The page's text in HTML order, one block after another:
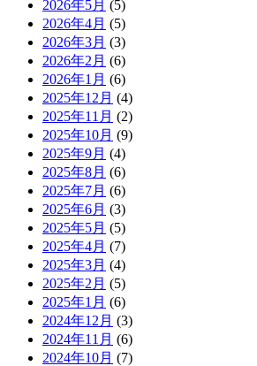
2026年5月 (5)
2026年4月 (5)
2026年3月 (3)
2026年2月 (6)
2026年1月 (6)
2025年12月 (4)
2025年11月 (2)
2025年10月 (9)
2025年9月 (4)
2025年8月 (6)
2025年7月 (6)
2025年6月 (3)
2025年5月 (5)
2025年4月 (7)
2025年3月 (4)
2025年2月 (5)
2025年1月 (6)
2024年12月 (3)
2024年11月 (6)
2024年10月 (7)